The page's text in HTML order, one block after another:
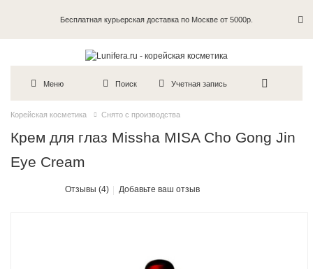
Бесплатная курьерская доставка по Москве от 5000р.
Пробники в каждый заказ
Меню Поиск Учетная запись
Корейская косметика Снято с производства
Крем для глаз Missha MISA Cho Gong Jin
Eye Cream
Отзывы (4) Добавьте ваш отзыв